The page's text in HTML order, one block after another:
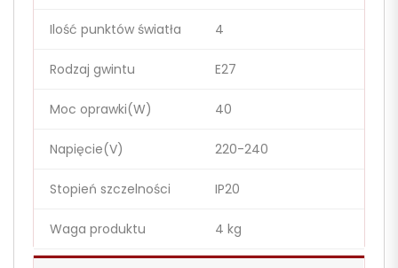
Ilość punktów światła 4
Rodzaj gwintu E27
Moc oprawki(W) 40
Napięcie(V) 220-240
Stopień szczelności IP20
Waga produktu 4 kg